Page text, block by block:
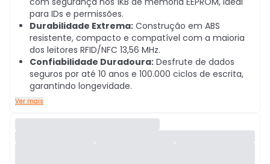
para IDs e permissões.
Durabilidade Extrema: Construção em ABS
resistente, compacto e compatível com a maioria
dos leitores RFID/NFC 13,56 MHz.
Confiabilidade Duradoura: Desfrute de dados
seguros por até 10 anos e 100.000 ciclos de escrita,
garantindo longevidade.
Ver mais